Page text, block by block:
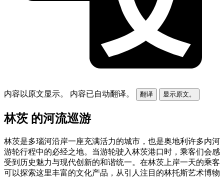
内容以原文显示。 内容已自动翻译。 翻译 显示原文。
林茨 的河流巡游
林茨是多瑙河沿岸一座充满活力的城市，也是奥地利许多内河
游轮行程中的必经之地。当游轮驶入林茨港口时，乘客们会感
受到历史魅力与现代创新的和谐统一。在林茨上岸一天的乘客
可以探索这里丰富的文化产品，从引人注目的林托斯艺术博物